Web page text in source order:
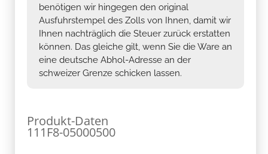
benötigen wir hingegen den original
Ausfuhrstempel des Zolls von Ihnen, damit wir
Ihnen nachträglich die Steuer zurück erstatten
können. Das gleiche gilt, wenn Sie die Ware an
eine deutsche Abhol-Adresse an der
schweizer Grenze schicken lassen.
Produkt-Daten
111F8-05000500